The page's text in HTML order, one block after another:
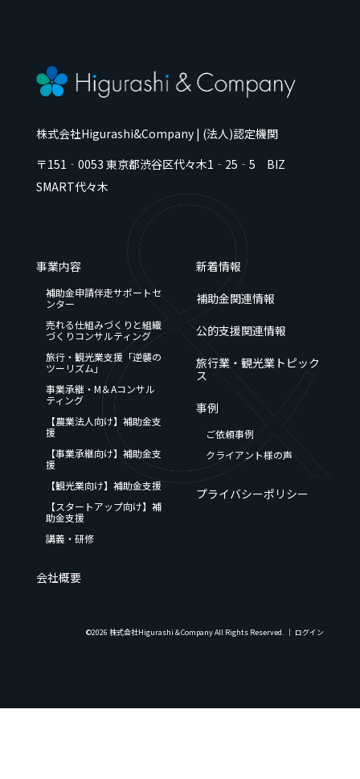
株式会社Higurashi&Company | (法人)認定機関
〒151‐0053 東京都渋谷区代々木1‐25‐5 BIZ
SMART代々木
事業内容
補助金申請伴走サポートセ
ンター
売れる仕組みづくりと組織
づくりコンサルティング
旅行・観光業支援「逆襲の
ツーリズム」
事業承継・M＆Aコンサル
ティング
【農業法人向け】補助金支
援
【事業承継向け】補助金支
援
【観光業向け】補助金支援
【スタートアップ向け】補
助金支援
講義・研修
会社概要
新着情報
補助金関連情報
公的支援関連情報
旅行業・観光業トピック
ス
事例
ご依頼事例
クライアント様の声
プライバシーポリシー
©2026 株式会社Higurashi＆Company All Rights Reserved. │ ログイン